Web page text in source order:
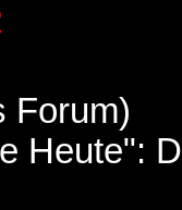
Forum)
Heute":